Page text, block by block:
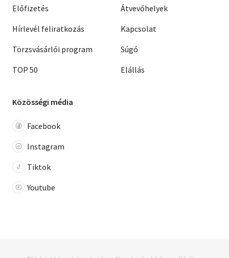
Előfizetés
Hírlevél feliratkozás
Törzsvásárlói program
TOP 50
Átvevőhelyek
Kapcsolat
Súgó
Elállás
Közösségi média
Facebook
Instagram
Tiktok
Youtube